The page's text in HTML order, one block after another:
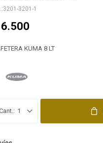
3201-3201-1
6.500
KUMA 8 LT
1